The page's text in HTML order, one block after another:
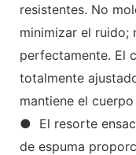
resistentes. No
minimizar el ruido;
perfectamente. El
totalmente
mantiene el
● El resorte
de espuma